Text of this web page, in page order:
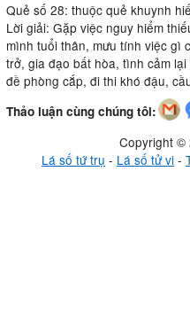
Quẻ số 28: thuộc quẻ khuynh
Lời giải: Gặp việc nguy hiểm
mình tuổi thân, mưu tính việc gì
trở, gia đạo bất hòa, tình cảm
đề phòng cắp, đi thi khó đậu,
Thảo luận cùng chúng tôi:
Copyright ©
Lá số tứ trụ - Lá số tử vi-